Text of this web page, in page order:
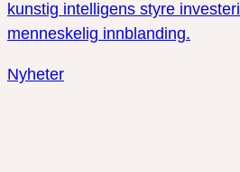
kunstig intelligens styre
menneskelig innblanding.
Nyheter